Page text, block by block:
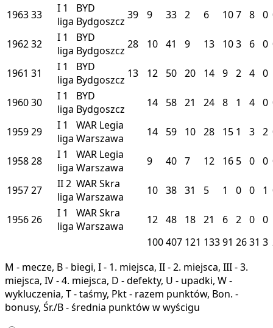
196333 I 1
liga
BYD
Bydgoszcz 39 9 33 2 6 107 8 0
196232 I 1
liga
BYD
Bydgoszcz 28 10 41 9 13 103 6 0
1961 31 I 1
liga
BYD
Bydgoszcz 13 12 50 20 14 9 2 4 0
196030 I 1
liga
BYD
Bydgoszcz
14 58 21 24 8 1 4 0
195929 I 1
liga
WAR Legia
Warszawa
14 59 10 28 15 1 3 2
195828 I 1
liga
WAR Legia
Warszawa
9 40 7 12 16 5 0 0
195727 II2
liga
WARSkra
Warszawa
10 38 31 5 1 0 0 1
195626 I 1
liga
WARSkra
Warszawa
12 48 18 21 6 2 0 0
100407 121 13391 2631 3
M - mecze, B - biegi, I - 1. miejsca, II - 2. miejsca, III - 3.
miejsca, IV - 4. miejsca, D - defekty, U - upadki, W -
wykluczenia, T - taśmy, Pkt - razem punktów, Bon. -
bonusy, Śr./B - średnia punktów w wyścigu